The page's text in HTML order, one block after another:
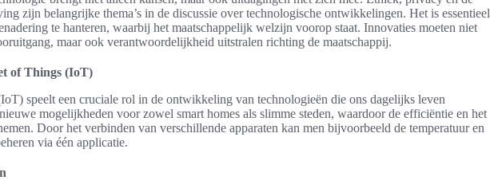
zijn belangrijke thema’s in de discussie over technologische ontwikkelingen. Het is essentieel
te hanteren, waarbij het maatschappelijk welzijn voorop staat. Innovaties moeten niet
maar ook verantwoordelijkheid uitstralen richting de maatschappij.
of Things (IoT)
speelt een cruciale rol in de ontwikkeling van technologieën die ons dagelijks leven
mogelijkheden voor zowel smart homes als slimme steden, waardoor de efficiëntie en het
Door het verbinden van verschillende apparaten kan men bijvoorbeeld de temperatuur en
via één applicatie.